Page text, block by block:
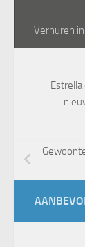
Verhuren